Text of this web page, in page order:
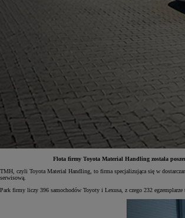
Od197 400 złnetto
Flota firmy Toyota Material Handling została
TMH, czyli Toyota Material Handling, to firma specjalizująca się w
serwisową.
Park firmy liczy 396 samochodów Toyoty i Lexusa, z czego 232